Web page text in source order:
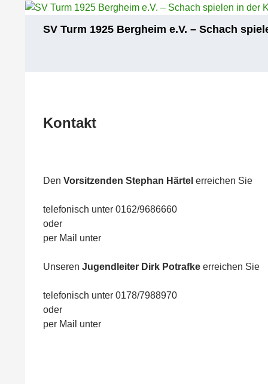
SV Turm 1925 Bergheim e.V. – Schach
Kontakt
Den Vorsitzenden Stephan Härtel erreichen Sie
telefonisch unter 0162/9686660
oder
per Mail unter
Unseren Jugendleiter Dirk Potrafke erreichen Sie
telefonisch unter 0178/7988970
oder
per Mail unter